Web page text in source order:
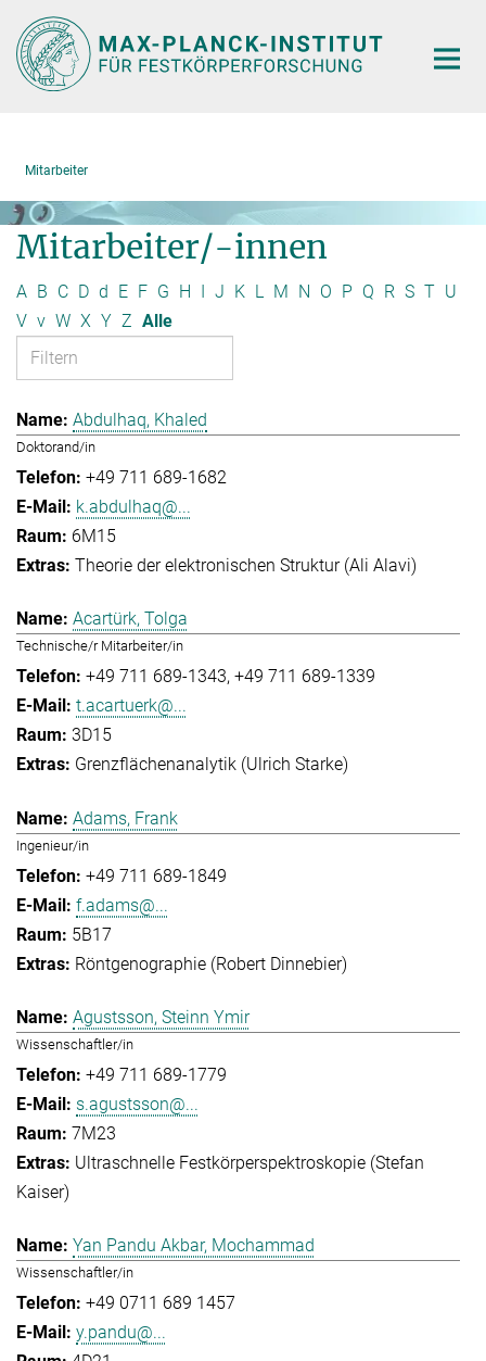
Hauptinhalt
Mitarbeiter
Mitarbeiter/-innen
A B C D d E F G H J K L M N O P Q R S T U
V v W X Y Z Alle
Abdulhaq, Khaled
Doktorand/in
+49 711 689-1682
k.abdulhaq@...
6M15
Theorie der elektronischen Struktur (Ali Alavi)
Acartürk, Tolga
Technische/r Mitarbeiter/in
+49 711 689-1343 +49 711 689-1339
t.acartuerk@...
3D15
Grenzflächenanalytik (Ulrich Starke)
Adams, Frank
Ingenieur/in
+49 711 689-1849
f.adams@...
5B17
Röntgenographie (Robert Dinnebier)
Agustsson, Steinn Ymir
Wissenschaftler/in
+49 711 689-1779
s.agustsson@...
7M23
Ultraschnelle Festkörperspektroskopie (Stefan
Kaiser)
Yan Pandu Akbar, Mochammad
Wissenschaftler/in
+49 0711 689 1457
y.pandu@...